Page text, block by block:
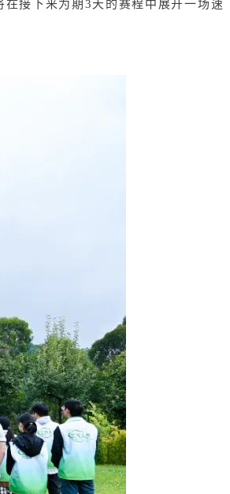
接下来为期3天的赛程中展开一场速